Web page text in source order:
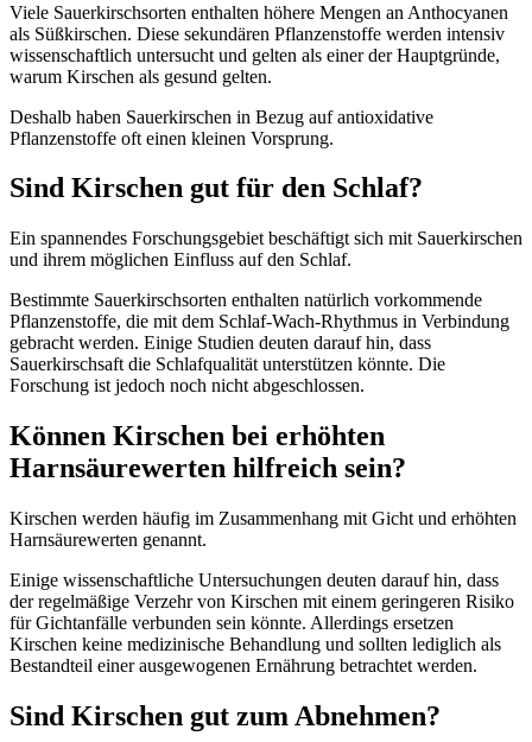
Viele Sauerkirschsorten enthalten höhere Mengen an Anthocyanen
als Süßkirschen. Diese sekundären Pflanzenstoffe werden intensiv
wissenschaftlich untersucht und gelten als einer der Hauptgründe,
warum Kirschen als gesund gelten.
Deshalb haben Sauerkirschen in Bezug auf antioxidative
Pflanzenstoffe oft einen kleinen Vorsprung.
Sind Kirschen gut für den Schlaf?
Ein spannendes Forschungsgebiet beschäftigt sich mit Sauerkirschen
und ihrem möglichen Einfluss auf den Schlaf.
Bestimmte Sauerkirschsorten enthalten natürlich vorkommende
Pflanzenstoffe, die mit dem Schlaf-Wach-Rhythmus in Verbindung
gebracht werden. Einige Studien deuten darauf hin, dass
Sauerkirschsaft die Schlafqualität unterstützen könnte. Die
Forschung ist jedoch noch nicht abgeschlossen.
Können Kirschen bei erhöhten
Harnsäurewerten hilfreich sein?
Kirschen werden häufig im Zusammenhang mit Gicht und erhöhten
Harnsäurewerten genannt.
Einige wissenschaftliche Untersuchungen deuten darauf hin, dass
der regelmäßige Verzehr von Kirschen mit einem geringeren Risiko
für Gichtanfälle verbunden sein könnte. Allerdings ersetzen
Kirschen keine medizinische Behandlung und sollten lediglich als
Bestandteil einer ausgewogenen Ernährung betrachtet werden.
Sind Kirschen gut zum Abnehmen?